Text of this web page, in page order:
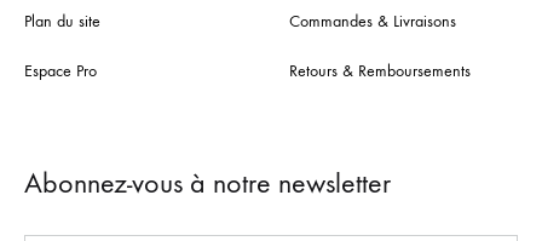
Plan du site
Espace Pro
Commandes & Livraisons
Retours & Remboursements
Abonnez-vous à notre newsletter